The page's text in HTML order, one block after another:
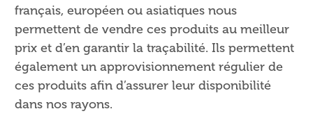
français, européen ou asiatiques nous
permettent de vendre ces produits au meilleur
prix et d’en garantir la traçabilité. Ils permettent
également un approvisionnement régulier de
ces produits afin d’assurer leur disponibilité
dans nos rayons.